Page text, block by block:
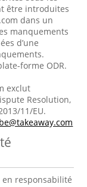
être introduites
dans un
manquements
d’une
forme ODR.
exclut
Resolution,
11/EU.
be@takeaway.com
en responsabilité